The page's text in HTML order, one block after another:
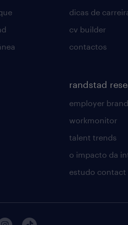
dicas de
cv builder
contactos
randstad
employer
workmonitor
talent trends
o impacto da
estudo contact